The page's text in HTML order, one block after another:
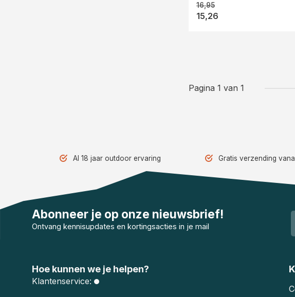
16,95
15,26
Pagina 1 van 1
Al 18 jaar outdoor ervaring Gratis verzending
Abonneer je op onze nieuwsbrief!
Ontvang kennisupdates en kortingsacties in je mail
Hoe kunnen we je helpen?
Klantenservice: